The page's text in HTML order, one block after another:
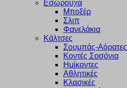
Εσώρουχα
Μποξέρ
Σλιπ
Φανελάκια
Κάλτσες
Σουμπάς-Αόρατες
Κοντές Σοσόνια
Ημίκοντες
Αθλητικές
Κλασικές